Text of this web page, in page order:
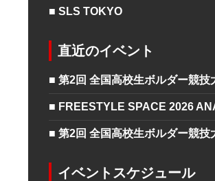
■ SLS TOKYO
直近のイベント
■ 第2回 全国高校生ボルダー競技
■ FREESTYLE SPACE 2026
■ 第2回 全国高校生ボルダー競技
イベントスケジュール